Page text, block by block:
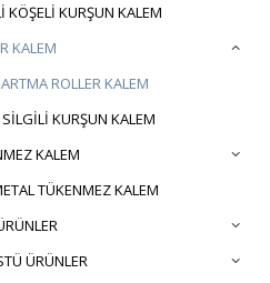
KÖŞELİ KURŞUN KALEM
KALEM
ROLLER KALEM
KURŞUN KALEM
KALEM
TÜKENMEZ KALEM
ÜRÜNLER